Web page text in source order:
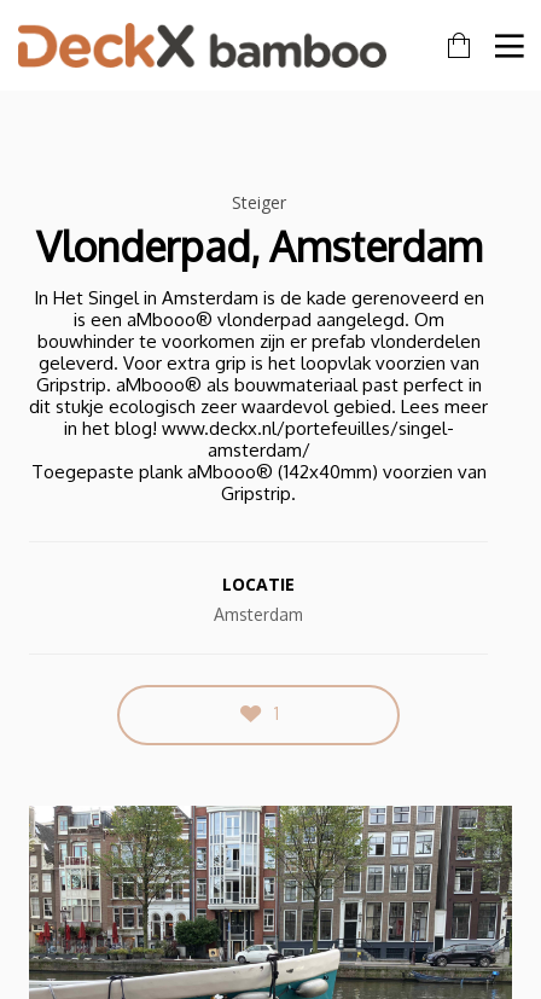
Steiger
Vlonderpad, Amsterdam
In Het Singel in Amsterdam is de kade gerenoveerd en
is een aMbooo® vlonderpad aangelegd. Om
bouwhinder te voorkomen zijn er prefab vlonderdelen
geleverd. Voor extra grip is het loopvlak voorzien van
Gripstrip. aMbooo® als bouwmateriaal past perfect in
dit stukje ecologisch zeer waardevol gebied. Lees meer
in het blog! www.deckx.nl/portefeuilles/singel-
amsterdam/
Toegepaste plank aMbooo® (142x40mm) voorzien van
Gripstrip.
LOCATIE
Amsterdam
1